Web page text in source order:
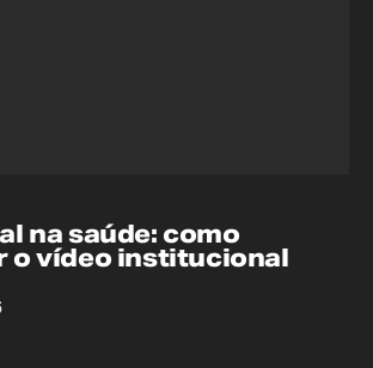
na saúde: como
o vídeo institucional